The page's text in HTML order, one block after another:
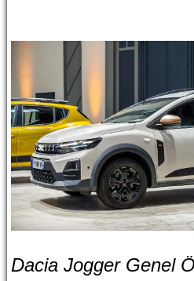
Dacia Jogger Genel